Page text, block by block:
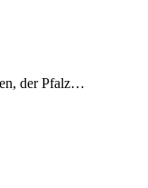
der Pfalz…